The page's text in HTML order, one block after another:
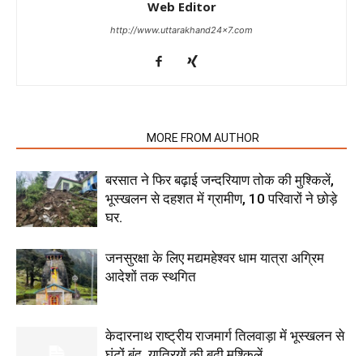
Web Editor
http://www.uttarakhand24x7.com
MORE FROM AUTHOR
बरसात ने फिर बढ़ाई जन्दरियाण तोक की मुश्किलें,
भूस्खलन से दहशत में ग्रामीण, 10 परिवारों ने छोड़े
घर.
जनसुरक्षा के लिए मद्यमहेश्वर धाम यात्रा अग्रिम
आदेशों तक स्थगित
केदारनाथ राष्ट्रीय राजमार्ग तिलवाड़ा में भूस्खलन से